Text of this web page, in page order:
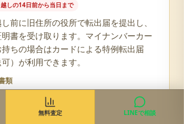
しの14日前から当日まで
前に旧住所の役所で転出届を提出し、
書を受け取ります。マイナンバーカー
持ちの場合はカードによる特例転出届
可）が利用できます。
類
書類
ンバーカード（お持ちの方）
無料査定 LINEで相談